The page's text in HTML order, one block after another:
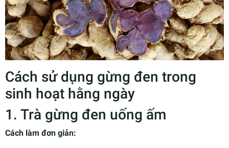
Cách sử dụng gừng đen trong
sinh hoạt hằng ngày
1. Trà gừng đen uống ấm
Cách làm đơn giản: